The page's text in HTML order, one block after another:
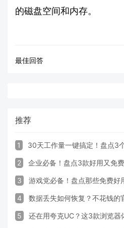
的磁盘空间和内存。
最佳回答
推荐
1 30天工作量一键搞定！盘点3
2 企业必备！盘点3款好用又免
3 游戏党必备！盘点那些免费好
4 数据丢失如何恢复？不花钱的
5 还在用夸克UC？这3款浏览器